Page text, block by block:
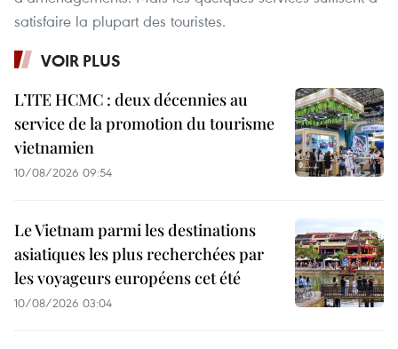
satisfaire la plupart des touristes.
VOIR PLUS
L’ITE HCMC : deux décennies au
service de la promotion du tourisme
vietnamien
10/08/2026 09:54
Le Vietnam parmi les destinations
asiatiques les plus recherchées par
les voyageurs européens cet été
10/08/2026 03:04